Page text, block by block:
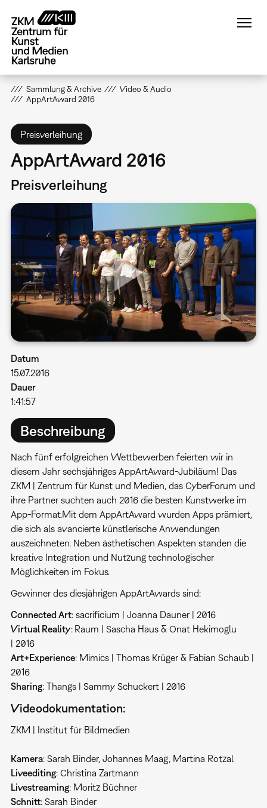
zum
Inhalt
Sammlung & Archive
Video & Audio
AppArtAward 2016
Preisverleihung
AppArtAward 2016
Preisverleihung
Datum
15.07.2016
Dauer
1:41:57
Beschreibung
Nach fünf erfolgreichen Wettbewerben feierten wir in
diesem Jahr sechsjähriges AppArtAward-Jubiläum! Das
ZKM | Zentrum für Kunst und Medien, das CyberForum und
ihre Partner suchten auch 2016 die besten Kunstwerke im
App-Format.Mit dem AppArtAward wurden Apps prämiert,
die sich als avancierte künstlerische Anwendungen
auszeichneten. Neben ästhetischen Aspekten standen die
kreative Integration und Nutzung technologischer
Möglichkeiten im Fokus.
Gewinner des diesjährigen AppArtAwards sind:
Connected Art: sacrificium | Joanna Dauner | 2016
Virtual Reality: Raum | Sascha Haus & Onat Hekimoglu
| 2016
Art+Experience: Mimics | Thomas Krüger & Fabian Schaub |
2016
Sharing: Thangs | Sammy Schuckert | 2016
Videodokumentation:
ZKM | Institut für Bildmedien
Kamera: Sarah Binder, Johannes Maag, Martina Rotzal
Liveediting: Christina Zartmann
Livestreaming: Moritz Büchner
Schnitt: Sarah Binder